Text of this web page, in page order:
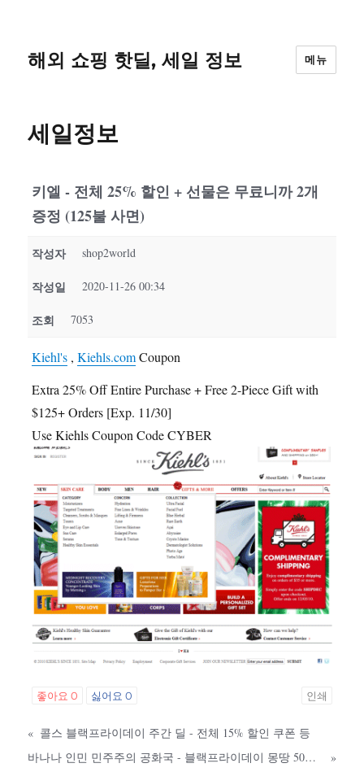
해외 쇼핑 핫딜, 세일 정보 메뉴
세일정보
키엘 - 전체 25% 할인 + 선물은 무료니까 2개
증정 (125불 사면)
작성자 shop2world
작성일 2020-11-26 00:34
조회 7053
Kiehl's ,Kiehls.comCoupon
Extra 25% Off Entire Purchase + Free 2-Piece Gift with
$125+ Orders [Exp. 11/30]
Use Kiehls Coupon Code CYBER
좋아요0 싫어요0 인쇄
« 콜스 블랙프라이데이 주간 딜 - 전체 15% 할인 쿠폰 등
바나나 인민 민주주의 공화국 - 블랙프라이데이 몽땅 50% 세일
»